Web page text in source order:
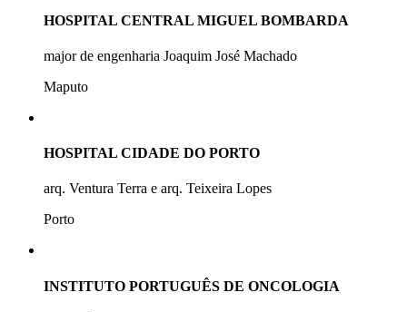
HOSPITAL CENTRAL MIGUEL BOMBARDA
major de engenharia Joaquim José Machado
Maputo
HOSPITAL CIDADE DO PORTO
arq. Ventura Terra e arq. Teixeira Lopes
Porto
INSTITUTO PORTUGUÊS DE ONCOLOGIA